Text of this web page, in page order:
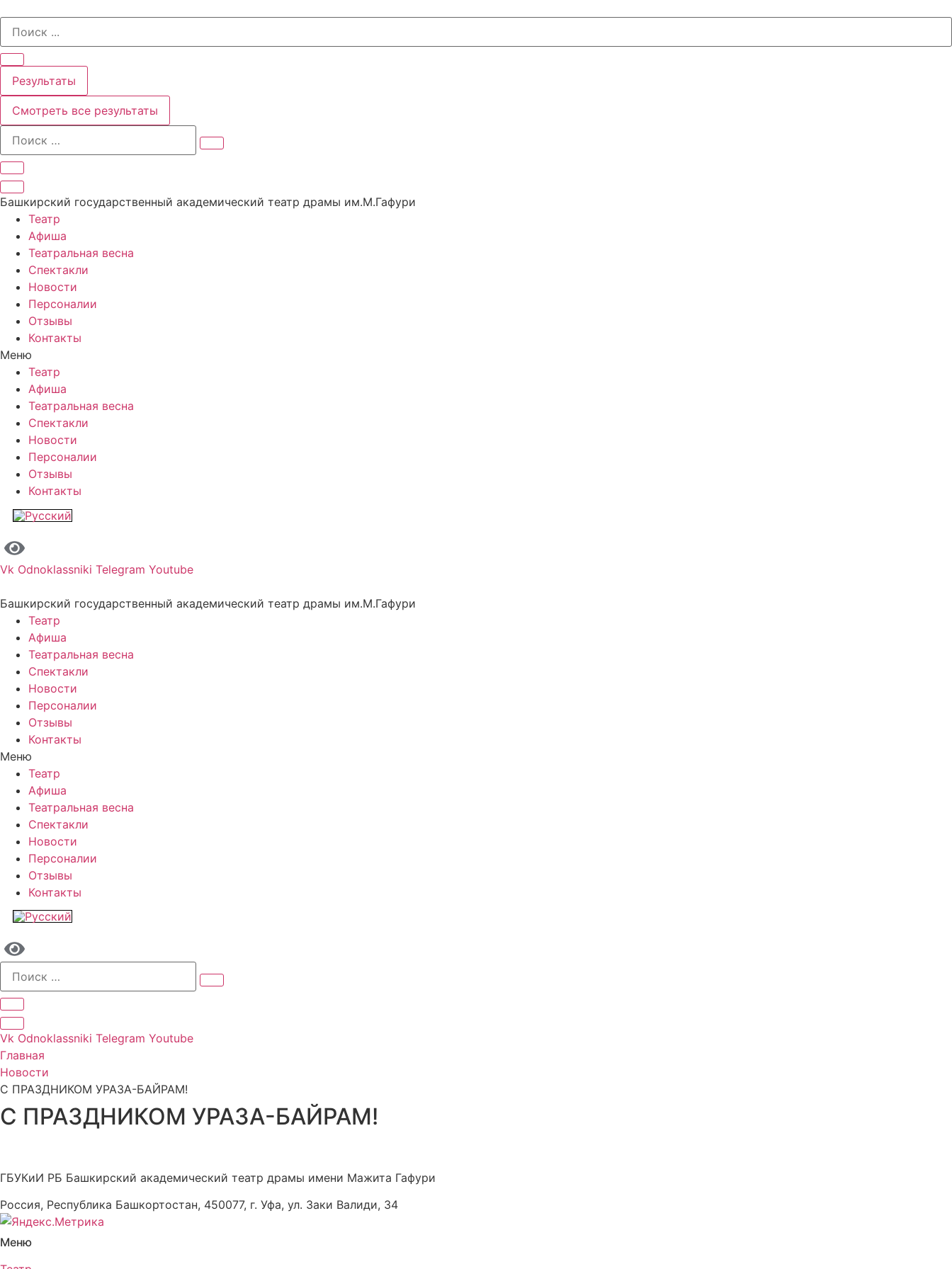
содержимому
Search
Результаты
Смотреть все результаты
Башкирский государственный академический театр драмы им.М.Гафури
Театр
Афиша
Театральная весна
Спектакли
Новости
Персоналии
Отзывы
Контакты
Меню
Театр
Афиша
Театральная весна
Спектакли
Новости
Персоналии
Отзывы
Контакты
Vk Odnoklassniki Telegram Youtube
Башкирский государственный академический театр драмы им.М.Гафури
Театр
Афиша
Театральная весна
Спектакли
Новости
Персоналии
Отзывы
Контакты
Меню
Театр
Афиша
Театральная весна
Спектакли
Новости
Персоналии
Отзывы
Контакты
Vk Odnoklassniki Telegram Youtube
Главная
Новости
С ПРАЗДНИКОМ УРАЗА-БАЙРАМ!
С ПРАЗДНИКОМ УРАЗА-БАЙРАМ!
ГБУКиИ РБ Башкирский академический театр драмы имени Мажита Гафури
Россия, Республика Башкортостан, 450077, г. Уфа, ул. Заки Валиди, 34
Меню